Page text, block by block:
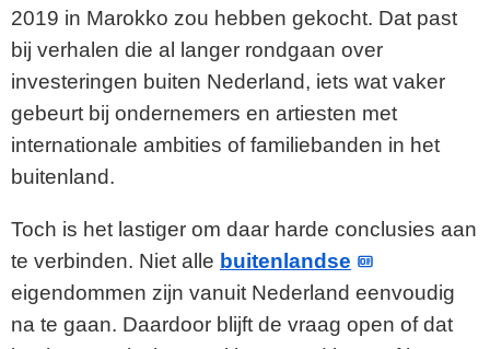
2019 in Marokko zou hebben gekocht. Dat past
bij verhalen die al langer rondgaan over
investeringen buiten Nederland, iets wat vaker
gebeurt bij ondernemers en artiesten met
internationale ambities of familiebanden in het
buitenland.
Toch is het lastiger om daar harde conclusies aan
te verbinden. Niet alle buitenlandse
eigendommen zijn vanuit Nederland eenvoudig
na te gaan. Daardoor blijft de vraag open of dat